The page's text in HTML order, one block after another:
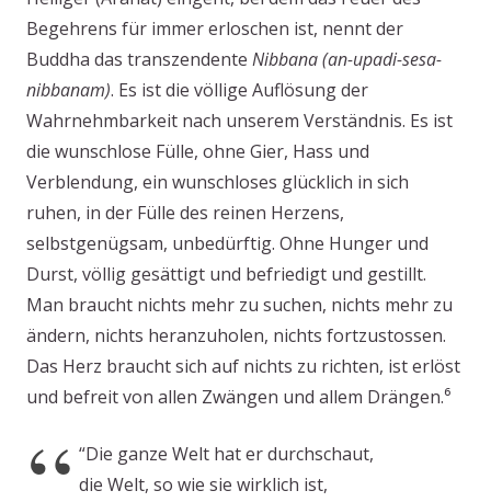
Begehrens für immer erloschen ist, nennt der
Buddha das transzendente Nibbana(an-upadi-sesa-
nibbanam). Es ist die völlige Auflösung der
Wahrnehmbarkeit nach unserem Verständnis. Es ist
die wunschlose Fülle, ohne Gier, Hass und
Verblendung, ein wunschloses glücklich in sich
ruhen, in der Fülle des reinen Herzens,
selbstgenügsam, unbedürftig. Ohne Hunger und
Durst, völlig gesättigt und befriedigt und gestillt.
Man braucht nichts mehr zu suchen, nichts mehr zu
ändern, nichts heranzuholen, nichts fortzustossen.
Das Herz braucht sich auf nichts zu richten, ist erlöst
und befreit von allen Zwängen und allem Drängen.⁶
“Die ganze Welt hat er durchschaut,
die Welt, so wie sie wirklich ist,